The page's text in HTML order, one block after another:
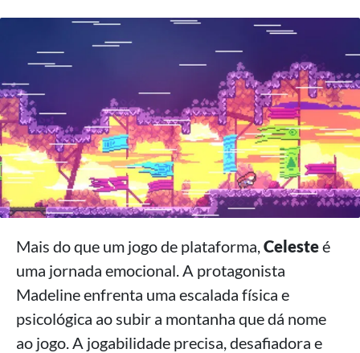
Mais do que um jogo de plataforma, Celesteé
uma jornada emocional. A protagonista
Madeline enfrenta uma escalada física e
psicológica ao subir a montanha que dá nome
ao jogo. A jogabilidade precisa, desafiadora e